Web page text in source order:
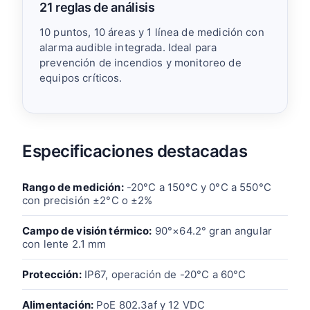
21 reglas de análisis
10 puntos, 10 áreas y 1 línea de medición con
alarma audible integrada. Ideal para
prevención de incendios y monitoreo de
equipos críticos.
Especificaciones destacadas
Rango de medición:-20°C a 150°C y 0°C a 550°C
con precisión ±2°C o ±2%
Campo de visión térmico: 90°×64.2° gran angular
con lente 2.1 mm
Protección:IP67, operación de -20°C a 60°C
Alimentación:PoE 802.3af y 12 VDC